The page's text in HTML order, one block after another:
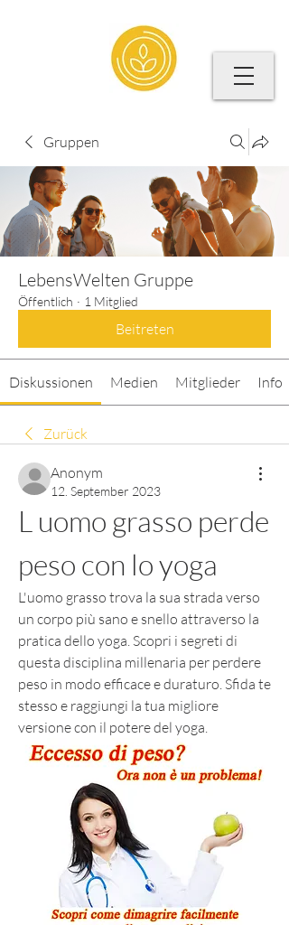
Gruppen
LebensWelten Gruppe
Öffentlich · 1 Mitglied
Beitreten
Diskussionen Medien Mitglieder Info
Zurück
Anonym
12. September 2023
L uomo grasso perde
peso con lo yoga
L'uomo grasso trova la sua strada verso
un corpo più sano e snello attraverso la
pratica dello yoga. Scopri i segreti di
questa disciplina millenaria per perdere
peso in modo efficace e duraturo. Sfida te
stesso e raggiungi la tua migliore
versione con il potere del yoga.